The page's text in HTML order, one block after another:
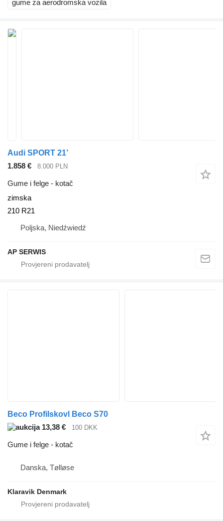
gume za aerodromska vozila
Audi SPORT 21’
1.858 €
8.000 PLN
Gume i felge - kotač
zimska
210 R21
Poljska, Niedźwiedź
AP SERWIS
Beco Profilskovl Beco S70
13,38 €
100 DKK
Gume i felge - kotač
Danska, Tølløse
Klaravik Denmark